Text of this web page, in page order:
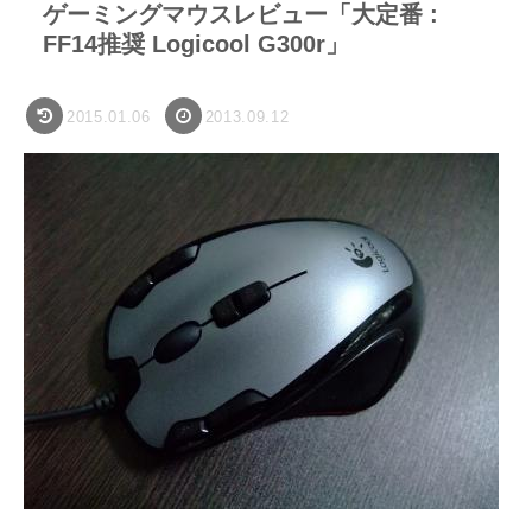
ゲーミングマウスレビュー「大定番 :
FF14推奨 Logicool G300r」
2015.01.06 2013.09.12